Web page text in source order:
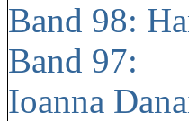
Band 98:
Band 97:
Ioanna